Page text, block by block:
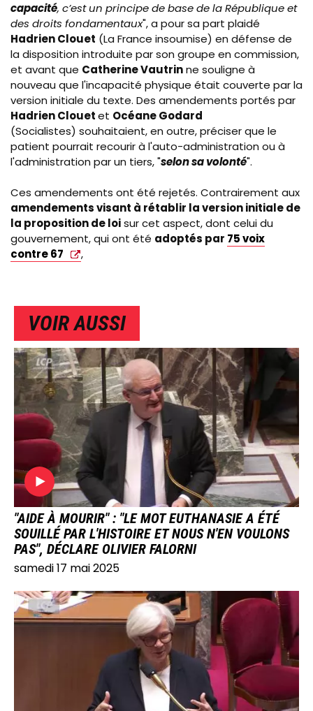
capacité, c’est un principe de base de la République et
des droits fondamentaux", a pour sa part plaidé
Hadrien Clouet (La France insoumise) en défense de
la disposition introduite par son groupe en commission,
et avant que Catherine Vautrinne souligne à
nouveau que l'incapacité physique était couverte par la
version initiale du texte. Des amendements portés par
Hadrien Clouetet Océane Godard
(Socialistes) souhaitaient, en outre, préciser que le
patient pourrait recourir à l'auto-administration ou à
l'administration par un tiers, "selon sa volonté".
Ces amendements ont été rejetés. Contrairement aux
amendements visant à rétablir la version initiale de
la proposition de loisur cet aspect, dont celui du
gouvernement, qui ont été adoptés par 75 voix
contre 67
,
VOIR AUSSI
IMAGE
"AIDE À MOURIR" : "LE MOT EUTHANASIE A ÉTÉ
SOUILLÉ PAR L'HISTOIRE ET NOUS N'EN VOULONS
PAS", DÉCLARE OLIVIER FALORNI
samedi 17 mai 2025
IMAGE